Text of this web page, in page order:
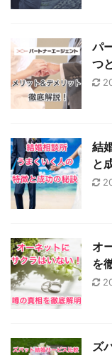
パ
つ
結
と
オ
を
ズ